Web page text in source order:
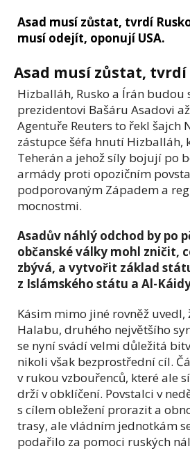
Asad musí zůstat, tvrdí
musí odejít, oponují USA.
Asad musí zůstat, tvrdí
Hizballáh, Rusko a Írán budou
prezidentovi Bašáru Asadovi
Agentuře Reuters to řekl šajch
zástupce šéfa hnutí Hizballáh,
Teherán a jehož síly bojují po
armády proti opozičním
podporovaným Západem a
mocnostmi.
Asadův náhlý odchod by po
občanské války mohl zničit,
zbývá, a vytvořit základ
z Islámského státu a Al-
Kásim mimo jiné rovněž uvedl,
Halabu, druhého největšího
se nyní svádí velmi důležitá
nikoli však bezprostřední cíl.
v rukou vzbouřenců, které ale
drží v obklíčení. Povstalci v
s cílem obležení prorazit a
trasy, ale vládním jednotkám
podařilo za pomoci ruských